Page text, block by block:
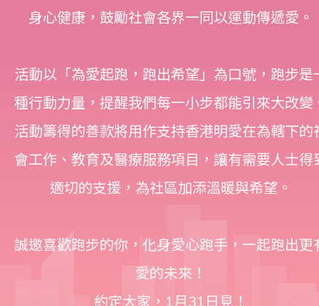
身心健康，鼓勵社會各界一同以運動傳遞愛。
活動以「為愛起跑，跑出希望」為口號，跑步是
種行動力量，提醒我們每一小步都能引來大改變
活動籌得的善款將用作支持香港明愛在為轄下的
會工作、教育及醫療服務項目，讓有需要人士得
適切的支援，為社區加添溫暖與希望。
誠邀喜歡跑步的你，化身愛心跑手，一起跑出更
愛的未來！
約定大家，1月31日見！